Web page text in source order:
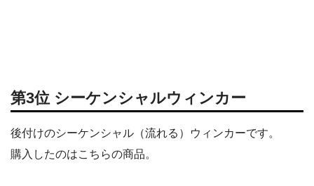
第3位 シーケンシャルウィンカー
後付けのシーケンシャル（流れる）ウィンカーです。
購入したのはこちらの商品。